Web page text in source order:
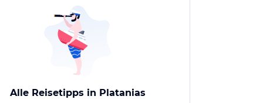
Alle Reisetipps in Platanias